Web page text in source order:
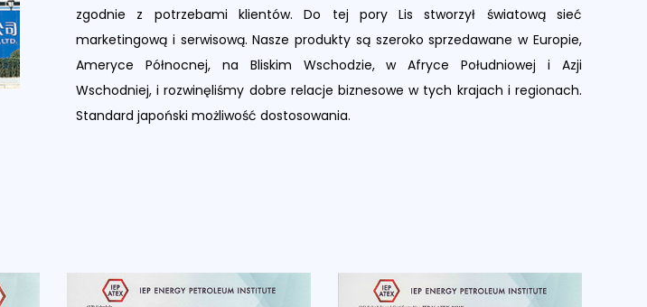
zgodnie z potrzebami klientów. Do tej pory Lis stworzył światową sieć
marketingową i serwisową. Nasze produkty są szeroko sprzedawane w Europie,
Ameryce Północnej, na Bliskim Wschodzie, w Afryce Południowej i Azji
Wschodniej, i rozwinęliśmy dobre relacje biznesowe w tych krajach i regionach.
Standard japoński możliwość dostosowania.